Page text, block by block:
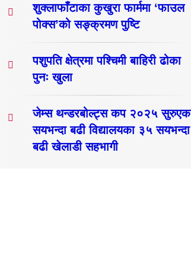
शुक्लाफाँटाका कुखुरा फार्ममा ‘फाउल
पोक्स’को सङ्क्रमण पुष्टि
पशुपति क्षेत्रमा पश्चिमी बाहिरी ढोका
पुनः खुला
जेम्स थन्डरबोल्ट्स कप २०२५ सुरुएक
सयभन्दा बढी विद्यालयका ३५ सयभन्दा
बढी खेलाडी सहभागी